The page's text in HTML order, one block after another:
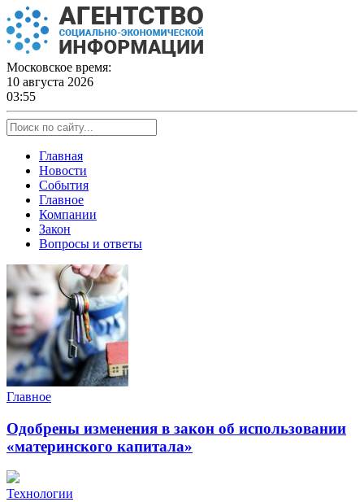
Skip
to
content
Московское время:
10 августа 2026
03:55
Главная
Новости
События
Главное
Компании
Закон
Вопросы и ответы
Главное
Одобрены изменения в закон об использовании
«материнского капитала»
Технологии